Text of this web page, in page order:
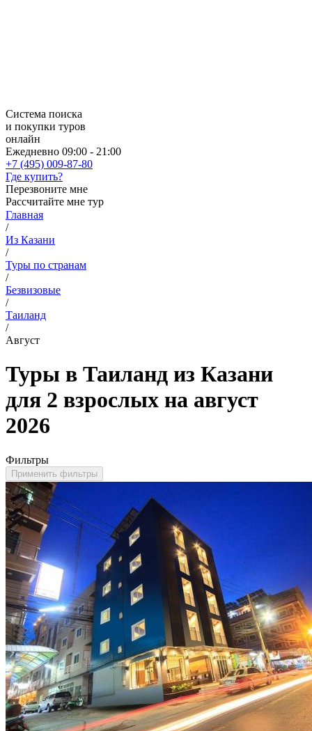
Система поиска
и покупки туров
онлайн
Ежедневно 09:00 - 21:00
+7 (495) 009-87-80
Где купить?
Перезвоните мне
Рассчитайте мне тур
Главная
/
Из Казани
/
Туры по странам
/
Безвизовые
/
Таиланд
/
Август
Туры в Таиланд из Казани
для 2 взрослых на август
2026
Фильтры
Применить фильтры